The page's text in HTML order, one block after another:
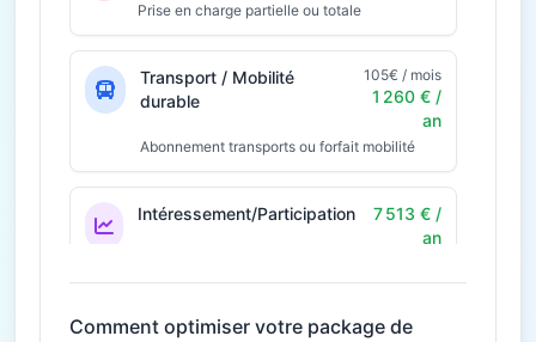
Prise en charge partielle ou totale
Transport / Mobilité
durable
105€ / mois
1 260 € /
an
Abonnement transports ou forfait mobilité
Intéressement/Participation
7 513 € /
an
Économie fiscale potentielle
2 254€
Comment optimiser votre package de